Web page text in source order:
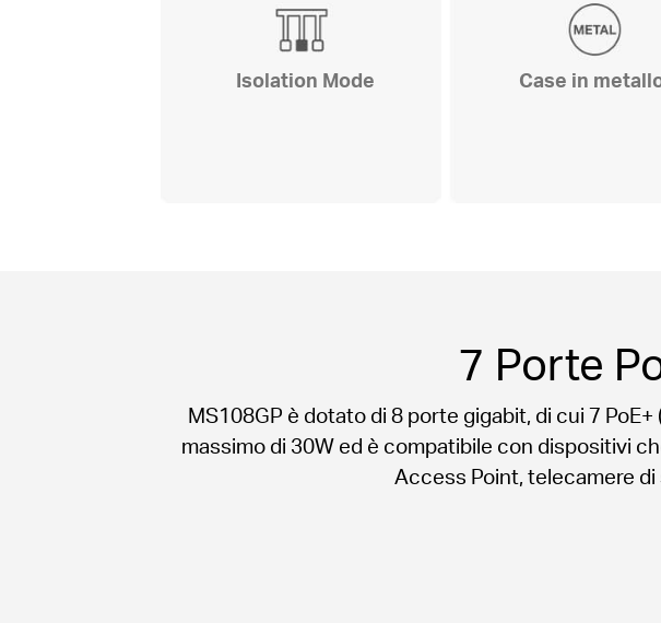
Isolation Mode Case in
7 Porte
MS108GP è dotato di 8 porte gigabit, di cui 7
massimo di 30W ed è compatibile con dispositivi
Access Point, telecamere